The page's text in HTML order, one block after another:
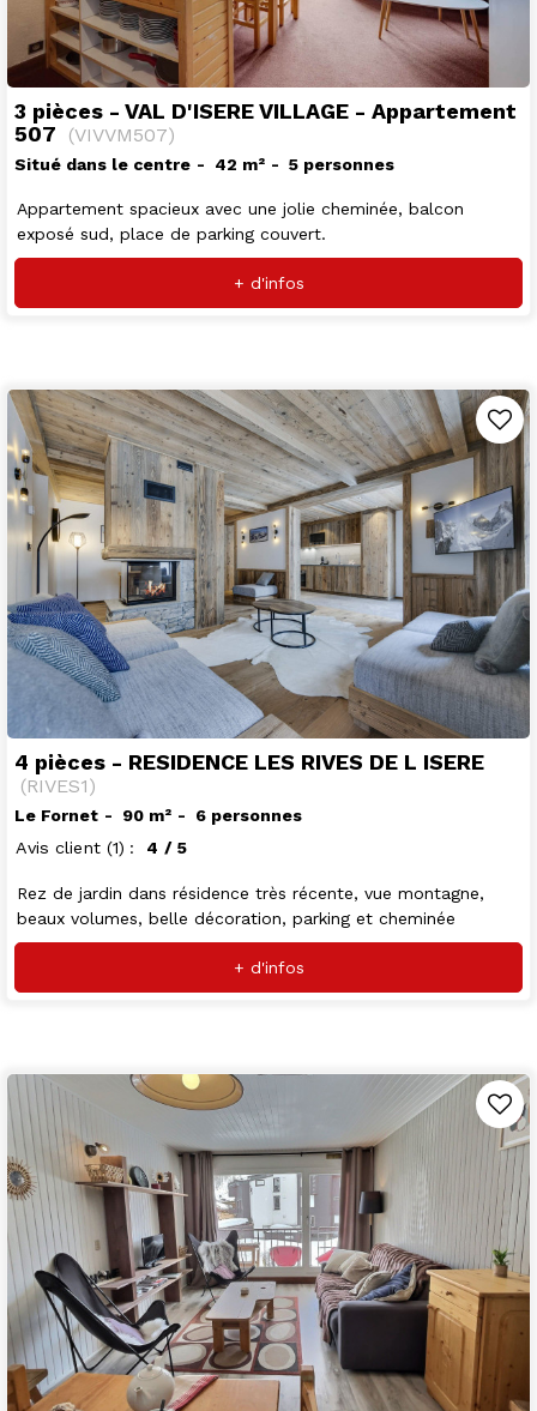
3 pièces - VAL D'ISERE VILLAGE - Appartement
507
(VIVVM507)
Situé dans le centre 42 m² 5 personnes
Appartement spacieux avec une jolie cheminée, balcon
exposé sud, place de parking couvert.
+ d'infos
4 pièces - RESIDENCE LES RIVES DE L ISERE
(RIVES1)
Le Fornet 90 m²
6 personnes
Avis client (1) 4 / 5
Rez de jardin dans résidence très récente, vue montagne,
beaux volumes, belle décoration, parking et cheminée
+ d'infos